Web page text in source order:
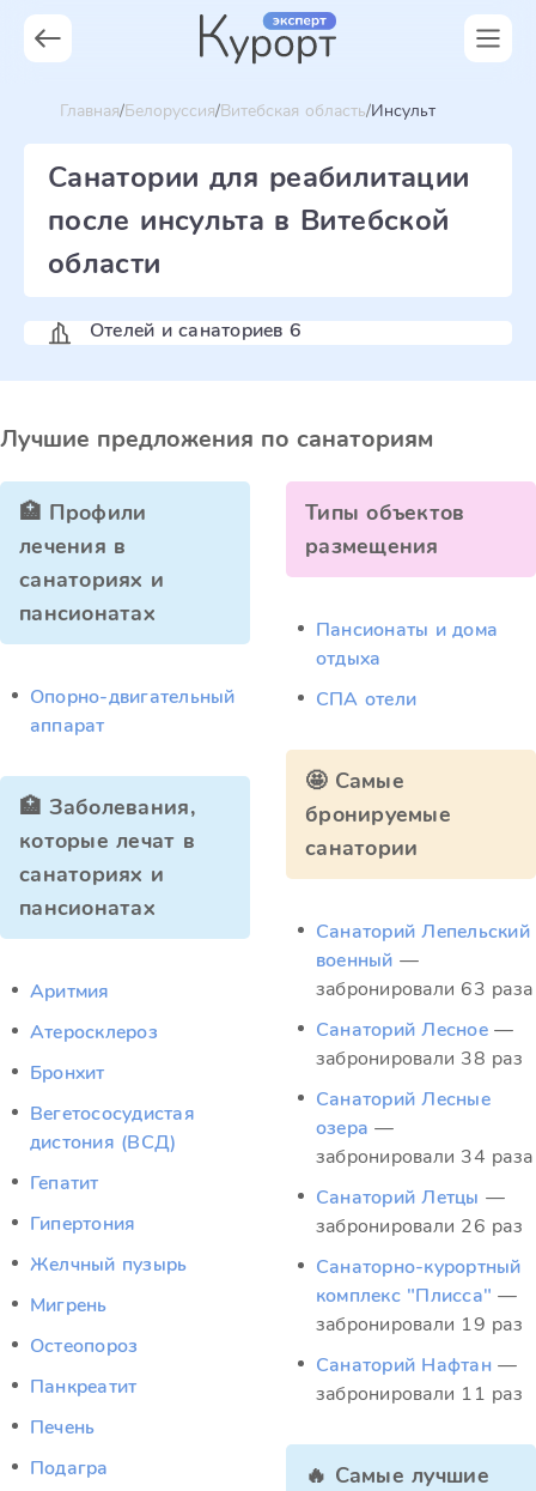
Главная Белоруссия Витебская область Инсульт
Санатории для реабилитации
после инсульта в Витебской
области
Отелей и санаториев 6
Лучшие предложения по санаториям
🏥 Профили
лечения в
санаториях и
пансионатах
Опорно-двигательный
аппарат
🏥 Заболевания,
которые лечат в
санаториях и
пансионатах
Аритмия
Атеросклероз
Бронхит
Вегетососудистая
дистония (ВСД)
Гепатит
Гипертония
Желчный пузырь
Мигрень
Остеопороз
Панкреатит
Печень
Подагра
Типы объектов
размещения
Пансионаты и дома
отдыха
СПА отели
🤩 Самые
бронируемые
санатории
Санаторий Лепельский
военный —
забронировали 63 раза
Санаторий Лесное —
забронировали 38 раз
Санаторий Лесные
озера —
забронировали 34 раза
Санаторий Летцы —
забронировали 26 раз
Санаторно-курортный
комплекс "Плисса" —
забронировали 19 раз
Санаторий Нафтан —
забронировали 11 раз
🔥 Самые лучшие